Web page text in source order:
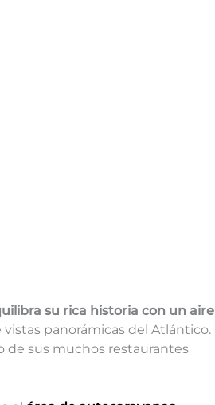
su rica historia con un aire
panorámicas del Atlántico.
de sus muchos restaurantes